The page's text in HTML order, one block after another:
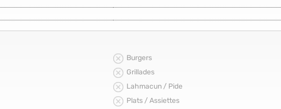
Burgers
Grillades
Lahmacun / Pide
Plats / Assiettes